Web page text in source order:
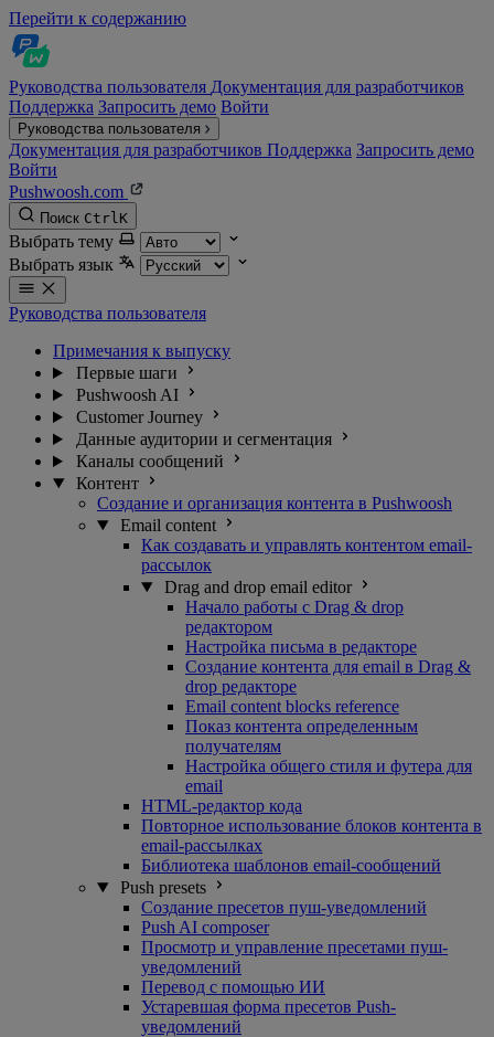
Перейти к содержанию
Руководства пользователя Документация для разработчиков
Поддержка Запросить демо Войти
Руководства пользователя
Документация для разработчиков Поддержка Запросить демо
Войти
Pushwoosh.com
Поиск CtrlK
Выбрать тему
Выбрать язык
Руководства пользователя
Примечания к выпуску
Первые шаги
Pushwoosh AI
Customer Journey
Данные аудитории и сегментация
Каналы сообщений
Контент
Создание и организация контента в Pushwoosh
Email content
Как создавать и управлять контентом email-
рассылок
Drag and drop email editor
Начало работы с Drag & drop
редактором
Настройка письма в редакторе
Создание контента для email в Drag &
drop редакторе
Email content blocks reference
Показ контента определенным
получателям
Настройка общего стиля и футера для
email
HTML-редактор кода
Повторное использование блоков контента в
email-рассылках
Библиотека шаблонов email-сообщений
Push presets
Создание пресетов пуш-уведомлений
Push AI composer
Просмотр и управление пресетами пуш-
уведомлений
Перевод с помощью ИИ
Устаревшая форма пресетов Push-
уведомлений